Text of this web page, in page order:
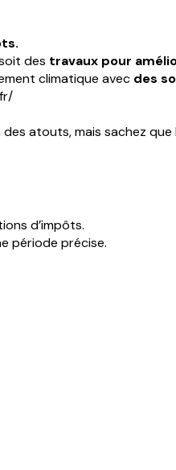
des travaux pour
climatique avec des
atouts, mais sachez
d’impôts.
période précise.